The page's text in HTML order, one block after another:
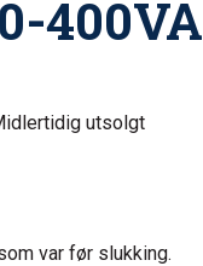
400VA
utsolgt
var før slukking.